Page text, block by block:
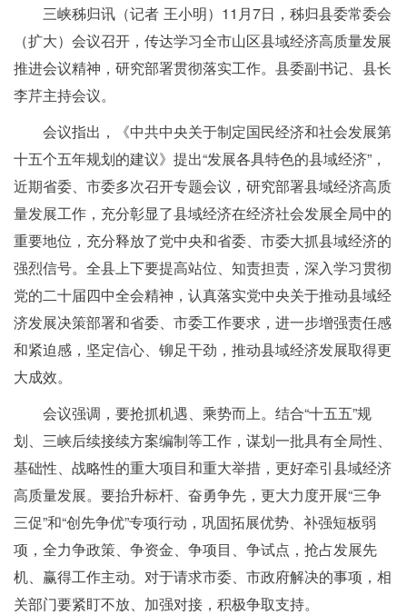
三峡秭归讯（记者 王小明） 11月7日，秭归县委常委会
（扩大）会议召开，传达学习全市山区县域经济高质量发展
推进会议精神，研究部署贯彻落实工作。县委副书记、县长
李芹主持会议。
会议指出，《中共中央关于制定国民经济和社会发展第
十五个五年规划的建议》提出“发展各具特色的县域经济”，
近期省委、市委多次召开专题会议，研究部署县域经济高质
量发展工作，充分彰显了县域经济在经济社会发展全局中的
重要地位，充分释放了党中央和省委、市委大抓县域经济的
强烈信号。全县上下要提高站位、知责担责，深入学习贯彻
党的二十届四中全会精神，认真落实党中央关于推动县域经
济发展决策部署和省委、市委工作要求，进一步增强责任感
和紧迫感，坚定信心、铆足干劲，推动县域经济发展取得更
大成效。
会议强调，要抢抓机遇、乘势而上。结合“十五五”规
划、三峡后续接续方案编制等工作，谋划一批具有全局性、
基础性、战略性的重大项目和重大举措，更好牵引县域经济
高质量发展。要抬升标杆、奋勇争先，更大力度开展“三争
三促”和“创先争优”专项行动，巩固拓展优势、补强短板弱
项，全力争政策、争资金、争项目、争试点，抢占发展先
机、赢得工作主动。对于请求市委、市政府解决的事项，相
关部门要紧盯不放、加强对接，积极争取支持。